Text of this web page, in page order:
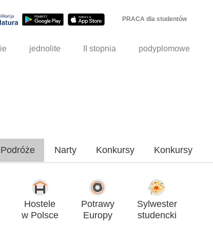
PRACA dla studentów
jednolite II stopnia podyplomowe
Podróże Narty Konkursy Konkursy
Hostele
w Polsce
Potrawy
Europy
Sylwester
studencki